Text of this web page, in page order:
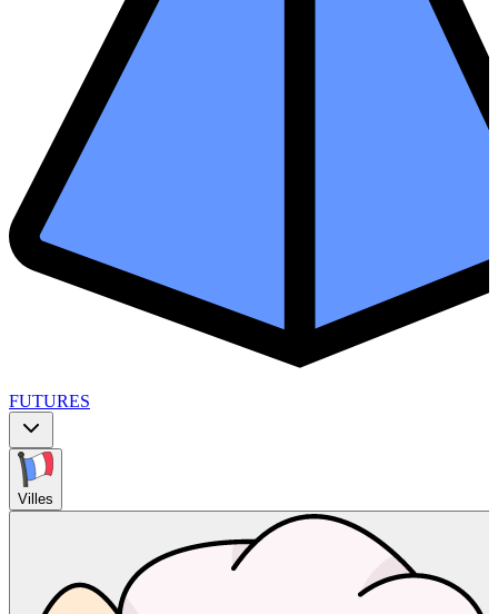
FUTURES
Villes